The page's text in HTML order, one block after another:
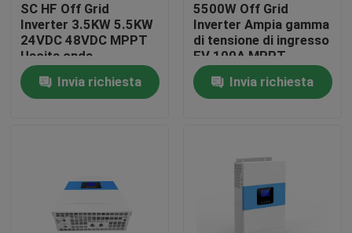
Prodotti
Circa noi
SC HF Off Grid
Inverter 3.5KW 5.5KW
24VDC 48VDC MPPT
Uscita onda
sinusoidale
Invia richiesta
5500W Off Grid
Inverter Ampia gamma
di tensione di ingresso
FV 100A MPPT
Schermo antipolvere
incorporatoInvia richiesta